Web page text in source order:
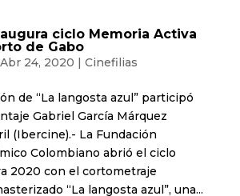
ciclo Memoria Activa
de Gabo
Abr 24, 2020 | Cinefilias
de “La langosta azul” participó
Gabriel García Márquez
(Ibercine).- La Fundación
Colombiano abrió el ciclo
2020 con el cortometraje
“La langosta azul”, una...